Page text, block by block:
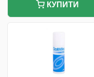
КУПИТИ